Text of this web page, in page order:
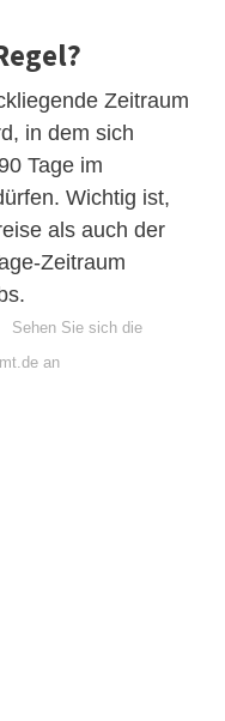
Zeitraum
in dem sich
Tage im
Wichtig ist,
als auch der
Zeitraum
Sehen Sie sich die
an